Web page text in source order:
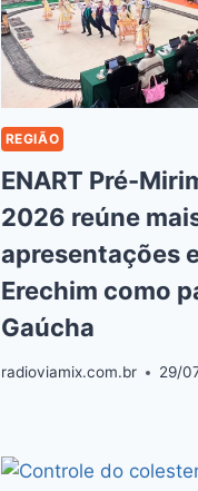
REGIÃO
ENART Pré-
2026 reúne
apresentações
Erechim como
Gaúcha
radioviamix.com.br 29/